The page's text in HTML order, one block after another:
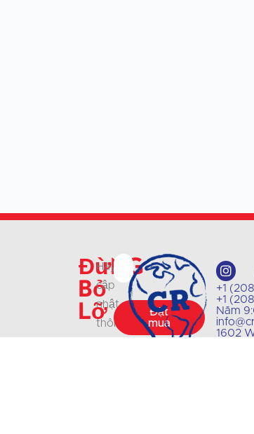
Đừng
bỏ
lỡ
Hãy
cập
nhật
thông
Đặt
mua
+1
+1
Năm
1602